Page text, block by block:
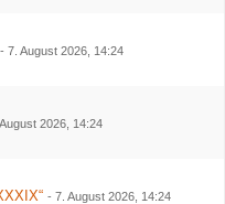
- 7. August 2026, 14:24
2026, 14:24
- 7. August 2026, 14:24